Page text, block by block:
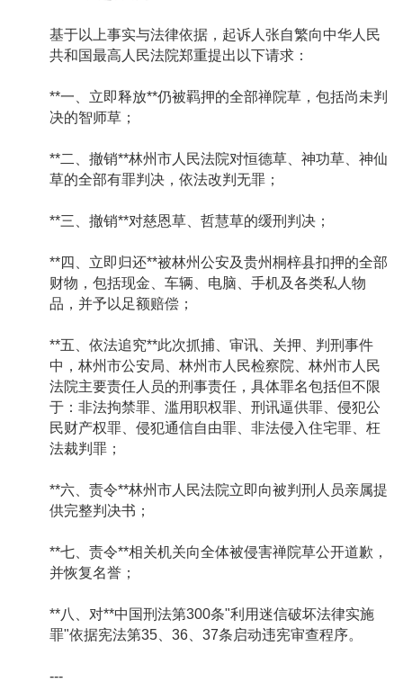
基于以上事实与法律依据，起诉人张自繁向中华人民
共和国最高人民法院郑重提出以下请求：
**一、立即释放**仍被羁押的全部禅院草，包括尚未判
决的智师草；
**二、撤销**林州市人民法院对恒德草、神功草、神仙
草的全部有罪判决，依法改判无罪；
**三、撤销**对慈恩草、哲慧草的缓刑判决；
**四、立即归还**被林州公安及贵州桐梓县扣押的全部
财物，包括现金、车辆、电脑、手机及各类私人物
品，并予以足额赔偿；
**五、依法追究**此次抓捕、审讯、关押、判刑事件
中，林州市公安局、林州市人民检察院、林州市人民
法院主要责任人员的刑事责任，具体罪名包括但不限
于：非法拘禁罪、滥用职权罪、刑讯逼供罪、侵犯公
民财产权罪、侵犯通信自由罪、非法侵入住宅罪、枉
法裁判罪；
**六、责令**林州市人民法院立即向被判刑人员亲属提
供完整判决书；
**七、责令**相关机关向全体被侵害禅院草公开道歉，
并恢复名誉；
**八、对**中国刑法第300条"利用迷信破坏法律实施
罪"依据宪法第35、36、37条启动违宪审查程序。
---